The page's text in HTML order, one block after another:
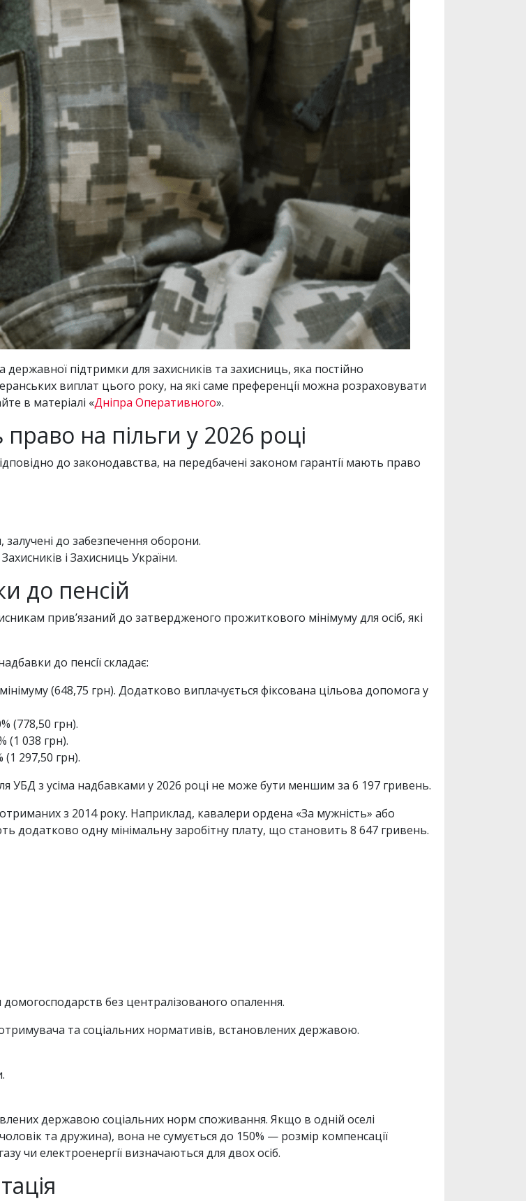
підтримки для захисників та захисниць, яка постійно
виплат цього року, на які саме преференції можна розраховувати
в матеріалі «Дніпра Оперативного».
право на пільги у 2026 році
до законодавства, на передбачені законом гарантії мають право
до забезпечення оборони.
і Захисниць України.
до пенсій
прив’язаний до затвердженого прожиткового мінімуму для осіб, які
до пенсії складає:
(648,75 грн). Додатково виплачується фіксована цільова допомога у
(778,50 грн).
(1 038 грн).
(1 297,50 грн).
УБД з усіма надбавками у 2026 році не може бути меншим за 6 197 гривень.
з 2014 року. Наприклад, кавалери ордена «За мужність» або
додатково одну мінімальну заробітну плату, що становить 8 647 гривень.
без централізованого опалення.
та соціальних нормативів, встановлених державою.
державою соціальних норм споживання. Якщо в одній оселі
та дружина), вона не сумується до 150% — розмір компенсації
чи електроенергії визначаються для двох осіб.